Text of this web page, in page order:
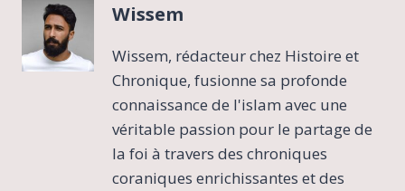
Wissem
Wissem, rédacteur chez Histoire et
Chronique, fusionne sa profonde
connaissance de l'islam avec une
véritable passion pour le partage de
la foi à travers des chroniques
coraniques enrichissantes et des